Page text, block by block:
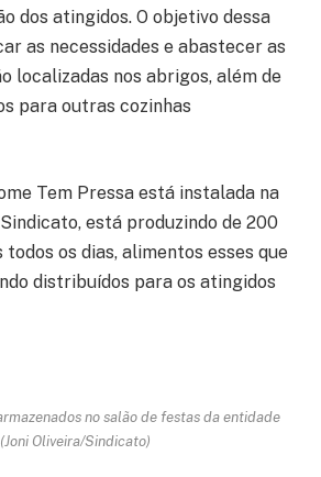
dos atingidos. O objetivo dessa
as necessidades e abastecer as
localizadas nos abrigos, além de
para outras cozinhas
Tem Pressa está instalada na
está produzindo de 200
os dias, alimentos esses que
distribuídos para os atingidos
no salão de festas da entidade
(Joni Oliveira/Sindicato)